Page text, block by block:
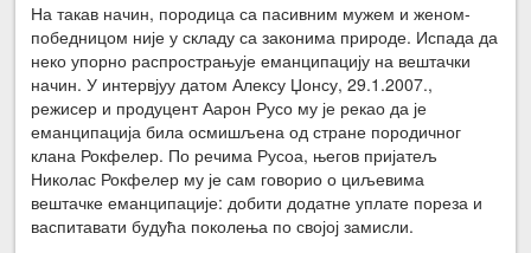
На такав начин, породица са пасивним мужем и женом-
победницом није у складу са законима природе. Испада да
неко упорно распрострањује еманципацију на вештачки
начин. У интервјуу датом Алексу Џонсу, 29.1.2007.,
режисер и продуцент Аарон Русо му је рекао да је
еманципација била осмишљена од стране породичног
клана Рокфелер. По речима Русоа, његов пријатељ
Николас Рокфелер му је сам говорио о циљевима
вештачке еманципације: добити додатне уплате пореза и
васпитавати будућа поколења по својој замисли.